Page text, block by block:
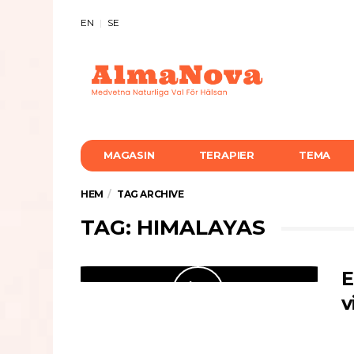
EN SE
MAGASIN TERAPIER TEMA
HEM TAG ARCHIVE
TAG: HIMALAYAS